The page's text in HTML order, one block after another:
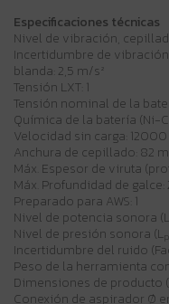
Especificaciones técnicas
Nivel de vibración,
Incertidumbre de
blanda: 2,5 m/s²
Tensión LXT: 1
Tensión nominal de la
Química de la batería (Ni-
Velocidad sin carga: 12000
Anchura de cepillado: 82
Máx. Espesor de viruta
Máx. Profundidad de galce:
Preparado para AWS: 1
Nivel de potencia sonora (L
Nivel de presión sonora (L
Incertidumbre del ruido
Peso de la herramienta
Dimensiones de producto
Conexión de aspirador Ø